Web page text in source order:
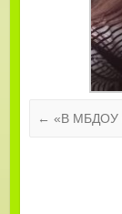
← «В МБДОУ